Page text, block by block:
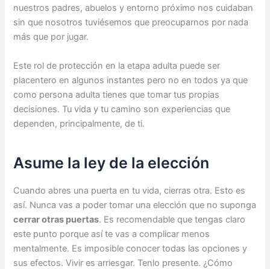
nuestros padres, abuelos y entorno próximo nos cuidaban
sin que nosotros tuviésemos que preocuparnos por nada
más que por jugar.
Este rol de protección en la etapa adulta puede ser
placentero en algunos instantes pero no en todos ya que
como persona adulta tienes que tomar tus propias
decisiones. Tu vida y tu camino son experiencias que
dependen, principalmente, de ti.
Asume la ley de la elección
Cuando abres una puerta en tu vida, cierras otra. Esto es
así. Nunca vas a poder tomar una elección que no suponga
cerrar otras puertas. Es recomendable que tengas claro
este punto porque así te vas a complicar menos
mentalmente. Es imposible conocer todas las opciones y
sus efectos. Vivir es arriesgar. Tenlo presente. ¿Cómo